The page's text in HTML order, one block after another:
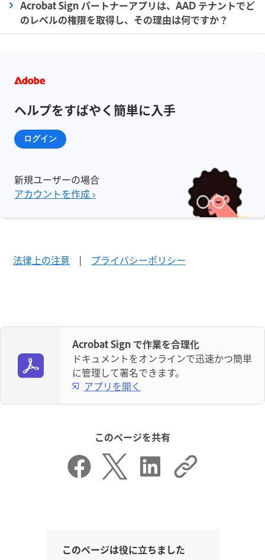
Acrobat Sign パートナーアプリは、AAD テナントでど
のレベルの権限を取得し、その理由は何ですか？
ヘルプをすばやく簡単に入手
ログイン
新規ユーザーの場合
アカウントを作成 ›
法律上の注意 | プライバシーポリシー
Acrobat Sign で作業を合理化
ドキュメントをオンラインで迅速かつ簡単
に管理して署名できます。
アプリを開く
このページを共有
このページは役に立ちました